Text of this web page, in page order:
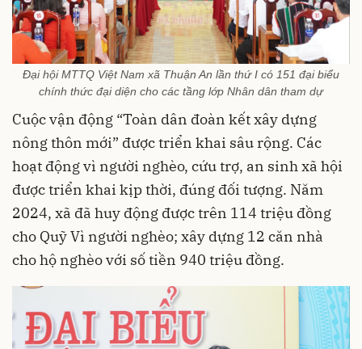
Đại hội MTTQ Việt Nam xã Thuận An lần thứ I có 151 đại biểu
chính thức đại diện cho các tầng lớp Nhân dân tham dự
Cuộc vận động “Toàn dân đoàn kết xây dựng
nông thôn mới” được triển khai sâu rộng. Các
hoạt động vì người nghèo, cứu trợ, an sinh xã hội
được triển khai kịp thời, đúng đối tượng. Năm
2024, xã đã huy động được trên 114 triệu đồng
cho Quỹ Vì người nghèo; xây dựng 12 căn nhà
cho hộ nghèo với số tiền 940 triệu đồng.